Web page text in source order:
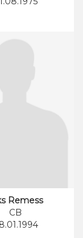
Remess
CB